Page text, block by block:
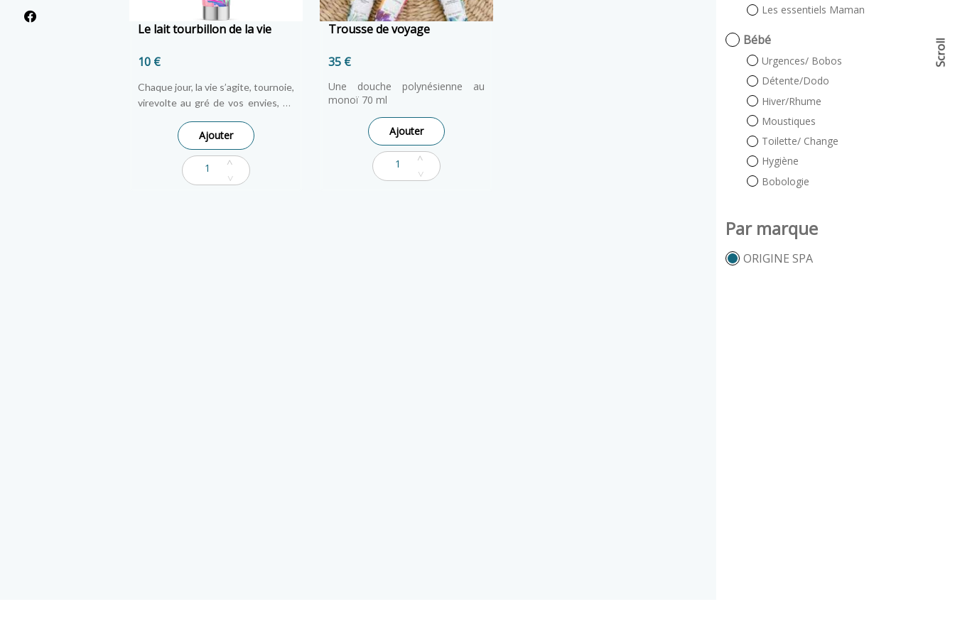
Scroll
Le lait tourbillon de la vie
10 €
Chaque jour, la vie s’agite, tournoie,
virevolte au gré de vos envies, de
est un parfum charmant, tout en
couleurs et émotions, avec ses
notes de fève tonka, rose et
vanille. Une invitation à célébrer la
Ajouter
Trousse de voyage
35 €
Une douche polynésienne au
monoï 70 ml
matin d'été" 70 ml
Un sucre de lissage "voyage
balinais" au Frangipanier 80g
Ajouter
Les essentiels Maman
Bébé
Urgences/ Bobos
Détente/Dodo
Hiver/Rhume
Moustiques
Toilette/ Change
Hygiène
Bobologie
Par marque
ORIGINE SPA